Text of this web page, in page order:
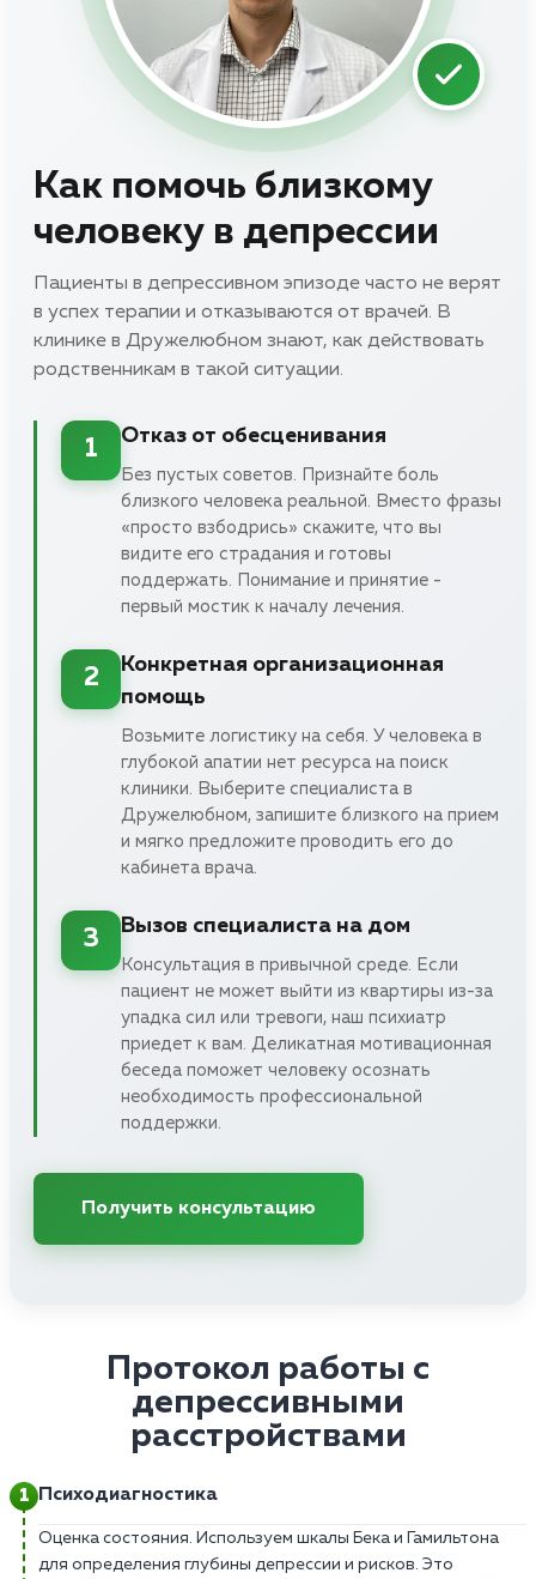
Как помочь близкому
человеку в депрессии
Пациенты в депрессивном эпизоде часто не верят
в успех терапии и отказываются от врачей. В
клинике в Дружелюбном знают, как действовать
родственникам в такой ситуации.
1
Отказ от обесценивания
Без пустых советов. Признайте боль
близкого человека реальной. Вместо фразы
«просто взбодрись» скажите, что вы
видите его страдания и готовы
поддержать. Понимание и принятие -
первый мостик к началу лечения.
2
Конкретная организационная
помощь
Возьмите логистику на себя. У человека в
глубокой апатии нет ресурса на поиск
клиники. Выберите специалиста в
Дружелюбном, запишите близкого на прием
и мягко предложите проводить его до
кабинета врача.
3
Вызов специалиста на дом
Консультация в привычной среде. Если
пациент не может выйти из квартиры из-за
упадка сил или тревоги, наш психиатр
приедет к вам. Деликатная мотивационная
беседа поможет человеку осознать
необходимость профессиональной
поддержки.
Получить консультацию
Протокол работы с
депрессивными
расстройствами
Психодиагностика
Оценка состояния. Используем шкалы Бека и Гамильтона
для определения глубины депрессии и рисков. Это